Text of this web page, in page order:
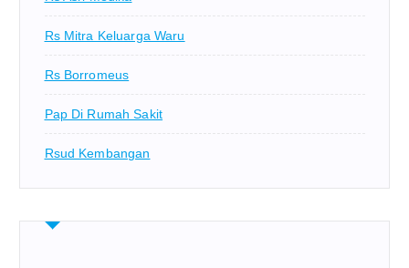
Rs Mitra Keluarga Waru
Rs Borromeus
Pap Di Rumah Sakit
Rsud Kembangan